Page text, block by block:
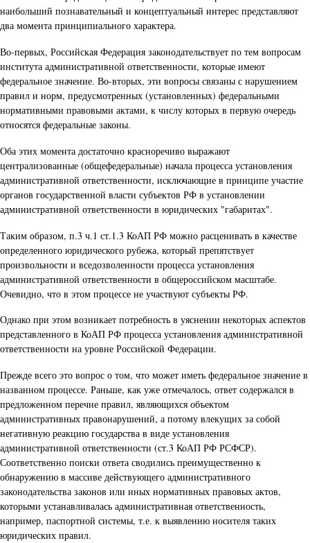
наибольший познавательный и концептуальный интерес представляют
два момента принципиального характера.
Во-первых, Российская Федерация законодательствует по тем вопросам
института административной ответственности, которые имеют
федеральное значение. Во-вторых, эти вопросы связаны с нарушением
правил и норм, предусмотренных (установленных) федеральными
нормативными правовыми актами, к числу которых в первую очередь
относятся федеральные законы.
Оба этих момента достаточно красноречиво выражают
централизованные (общефедеральные) начала процесса установления
административной ответственности, исключающие в принципе участие
органов государственной власти субъектов РФ в установлении
административной ответственности в юридических "габаритах".
Таким образом, п.3 ч.1 ст.1.3 КоАП РФ можно расценивать в качестве
определенного юридического рубежа, который препятствует
произвольности и вседозволенности процесса установления
административной ответственности в общероссийском масштабе.
Очевидно, что в этом процессе не участвуют субъекты РФ.
Однако при этом возникает потребность в уяснении некоторых аспектов
представленного в КоАП РФ процесса установления административной
ответственности на уровне Российской Федерации.
Прежде всего это вопрос о том, что может иметь федеральное значение в
названном процессе. Раньше, как уже отмечалось, ответ содержался в
предложенном перечне правил, являющихся объектом
административных правонарушений, а потому влекущих за собой
негативную реакцию государства в виде установления
административной ответственности (ст.3 КоАП РФ РСФСР).
Соответственно поиски ответа сводились преимущественно к
обнаружению в массиве действующего административного
законодательства законов или иных нормативных правовых актов,
которыми устанавливалась административная ответственность,
например, паспортной системы, т.е. к выявлению носителя таких
юридических правил.